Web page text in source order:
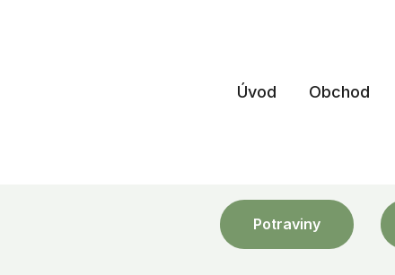
Úvod Obchod
Potraviny